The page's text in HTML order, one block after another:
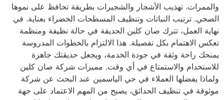
والممرات. تهذيب الأشجار والشجيرات بطريقة تحافظ على نموها
الصحي. ترتيب النباتات وتنظيف المسطحات الخضراء بعناية. في
نهاية العمل، تترك صان كلين الحديقة في حالة نظيفة ومنظمة
تعكس الاهتمام بكل تفصيلة. هذا الالتزام بالخطوات المدروسة
يمنحك راحة وثقة في جودة الخدمة، ويجعل حديقتك جاهزة
للاستخدام والاستمتاع في أي وقت. مميزات شركة صان كلين
ولماذا يفضلها العملاء في حي الياسمين عند البحث عن شركة
موثوقة في تنظيف الحدائق، يصبح من المهم الاعتماد على جهة